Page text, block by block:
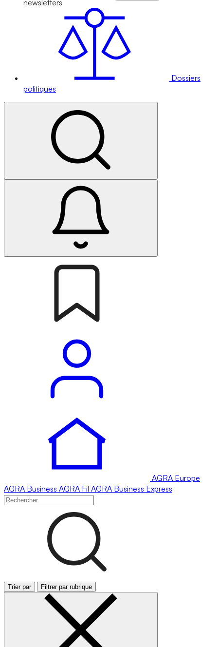
newsletters
Dossiers
politiques
AGRA Europe
AGRA Business AGRA Fil AGRA Business Express
Trier par Filtrer par rubrique